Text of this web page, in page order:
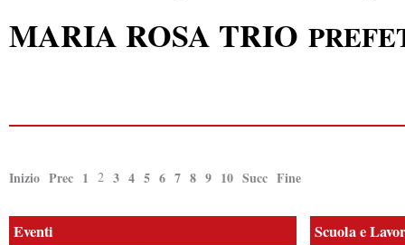
MARIA ROSA TRIO
Inizio Prec 1 2 3 4 5 6 7 8 9 10 Succ Fine
Eventi Scuola e